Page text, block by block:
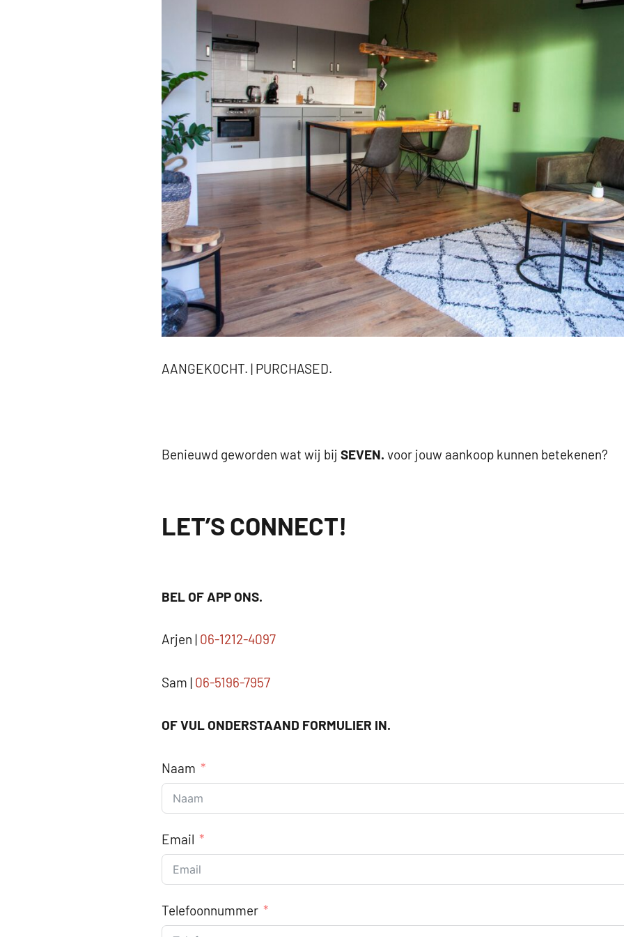
AANGEKOCHT. | PURCHASED.
Benieuwd geworden wat wij bij SEVEN. voor jouw aankoop kunnen betekenen?
LET’S CONNECT!
BEL OF APP ONS.
Arjen | 06-1212-4097
Sam | 06-5196-7957
OF VUL ONDERSTAAND FORMULIER IN.
Naam
Email
Telefoonnummer